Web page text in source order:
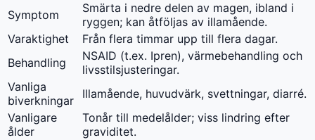
Symptom
Smärta i nedre delen av magen, ibland i
ryggen; kan åtföljas av illamående.
Varaktighet
Från flera timmar upp till flera dagar.
Behandling
NSAID (t.ex. Ipren), värmebehandling och
livsstilsjusteringar.
Vanliga
biverkningar
Illamående, huvudvärk, svettningar, diarré.
Vanligare
ålder
Tonår till medelålder; viss lindring efter
graviditet.